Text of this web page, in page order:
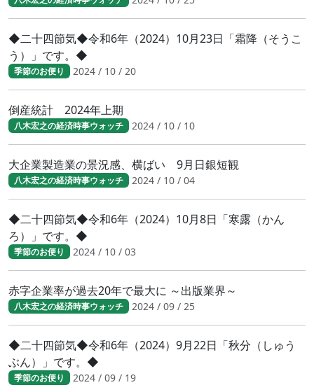
◆二十四節気◆令和6年（2024）10月23日「霜降（そうこ
う）」です。◆
季節のお便り 2024 / 10 / 20
倒産統計 2024年上期
八木宏之の経済時事ウォッチ 2024 / 10 / 10
大企業製造業の景況感、横ばい 9月日銀短観
八木宏之の経済時事ウォッチ 2024 / 10 / 04
◆二十四節気◆令和6年（2024）10月8日「寒露（かん
ろ）」です。◆
季節のお便り 2024 / 10 / 03
赤字企業率が過去20年で最大に ～出版業界～
八木宏之の経済時事ウォッチ 2024 / 09 / 25
◆二十四節気◆令和6年（2024）9月22日「秋分（しゅう
ぶん）」です。◆
季節のお便り 2024 / 09 / 19